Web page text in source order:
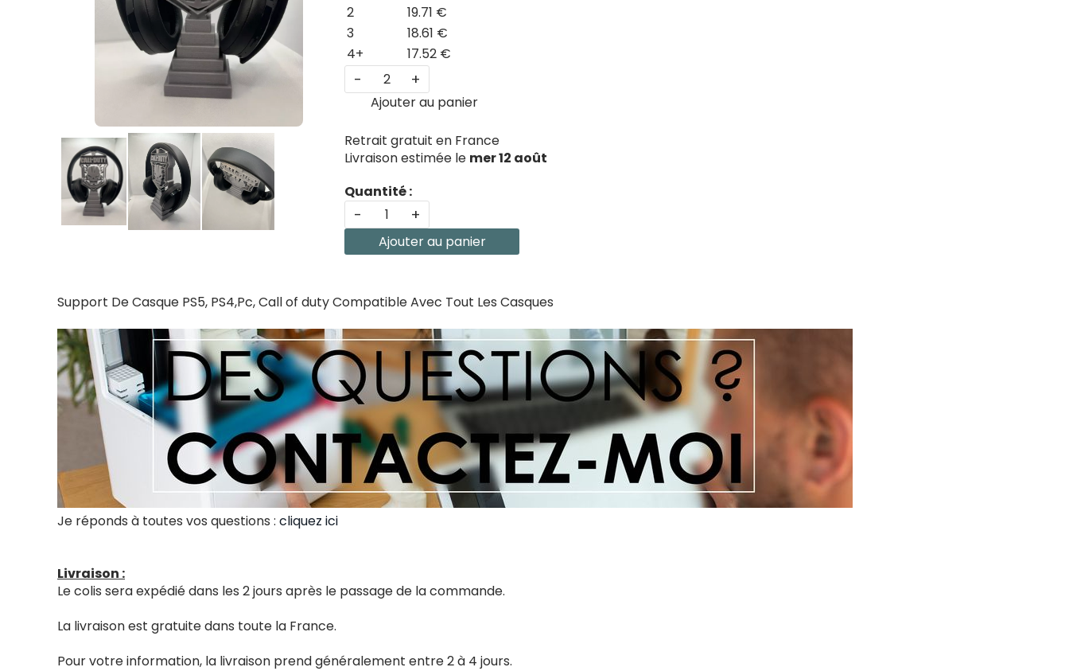
2
19.71 €
3
18.61 €
4+
17.52 €
- +
Ajouter au panier
Retrait gratuit en France
Livraison estimée le mer 12 août
Quantité :
- +
Ajouter au panier
Support De Casque PS5, PS4,Pc, Call of duty Compatible Avec Tout Les Casques
Je réponds à toutes vos questions : cliquez ici
Livraison :
Le colis sera expédié dans les 2 jours après le passage de la commande.
La livraison est gratuite dans toute la France.
Pour votre information, la livraison prend généralement entre 2 à 4 jours.